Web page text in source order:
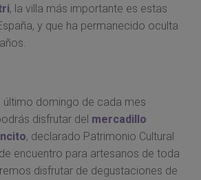
, la villa más importante es estas
y que ha permanecido oculta
último domingo de cada mes
disfrutar del mercadillo
, declarado Patrimonio Cultural
encuentro para artesanos de toda
disfrutar de degustaciones de